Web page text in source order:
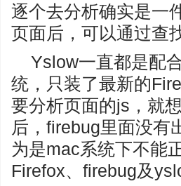
逐个去分析确实是一
页面后，可以通过查
Yslow一直都是配
统，只装了最新的
要分析页面的js，就
后，firebug里面没有
为是mac系统下不能
Firefox、firebug及